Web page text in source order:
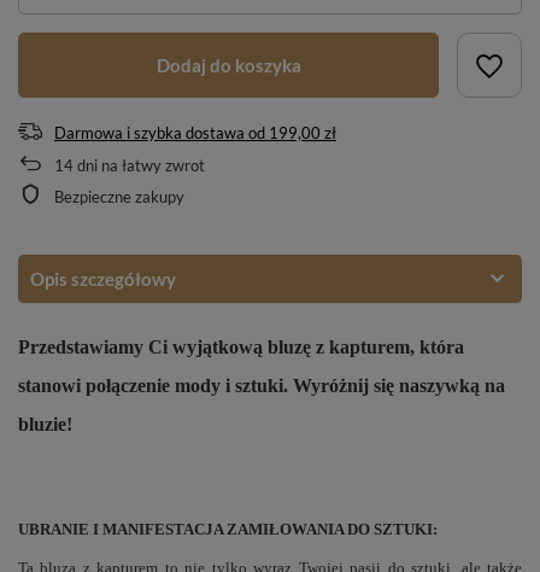
Dodaj do koszyka
Darmowa i szybka dostawa od 199,00 zł
14dni na łatwy zwrot
Bezpieczne zakupy
Opis szczegółowy
Przedstawiamy Ci wyjątkową bluzę z kapturem, która
stanowi połączenie mody i sztuki. Wyróżnij się naszywką na
bluzie!
UBRANIE I MANIFESTACJA ZAMIŁOWANIA DO SZTUKI:
Ta bluza z kapturem to nie tylko wyraz Twojej pasji do sztuki, ale także